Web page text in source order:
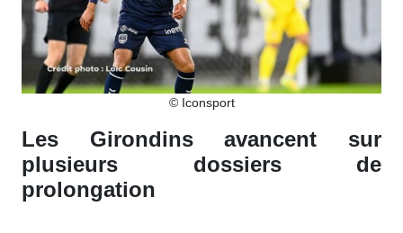
© Iconsport
Les Girondins avancent sur
plusieurs dossiers de
prolongation